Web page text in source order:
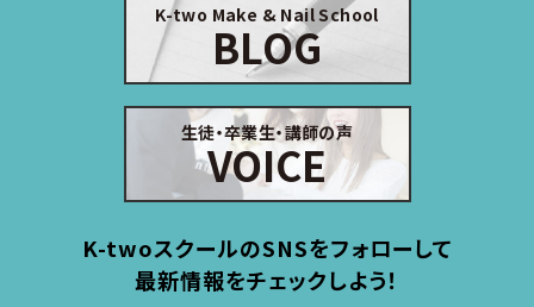
K-two Make & Nail School
BLOG
生徒・卒業生・講師の声
VOICE
K-twoスクールのSNSをフォローして
最新情報をチェックしよう！